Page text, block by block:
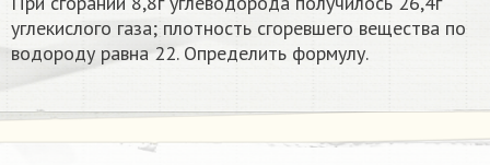
углекислого газа; плотность сгоревшего вещества по
водороду равна 22. Определить формулу.